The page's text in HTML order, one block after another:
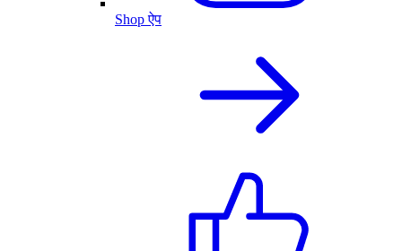
Shop ऐप